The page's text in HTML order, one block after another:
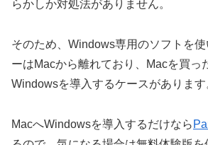
らかしか対処法がありません。
そのため、Windows専用のソフトを
ーはMacから離れており、Macを買っ
Windowsを導入するケースがあります
MacへWindowsを導入するだけなら